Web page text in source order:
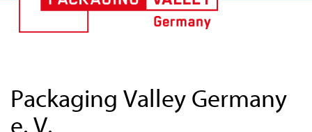
Packaging Valley Germany
e. V.